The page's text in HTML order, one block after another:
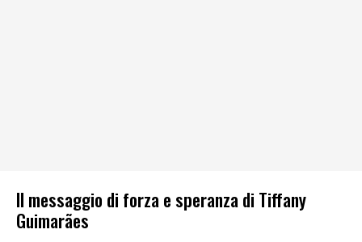
Il messaggio di forza e speranza di Tiffany
Guimarães